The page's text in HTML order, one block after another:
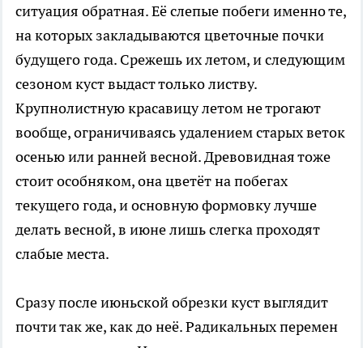
ситуация обратная. Её слепые побеги именно те,
на которых закладываются цветочные почки
будущего года. Срежешь их летом, и следующим
сезоном куст выдаст только листву.
Крупнолистную красавицу летом не трогают
вообще, ограничиваясь удалением старых веток
осенью или ранней весной. Древовидная тоже
стоит особняком, она цветёт на побегах
текущего года, и основную формовку лучше
делать весной, в июне лишь слегка проходят
слабые места.
Сразу после июньской обрезки куст выглядит
почти так же, как до неё. Радикальных перемен